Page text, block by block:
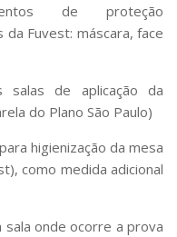
de proteção
Fuvest: máscara, face
salas de aplicação da
do Plano São Paulo)
para higienização da mesa
como medida adicional
onde ocorre a prova